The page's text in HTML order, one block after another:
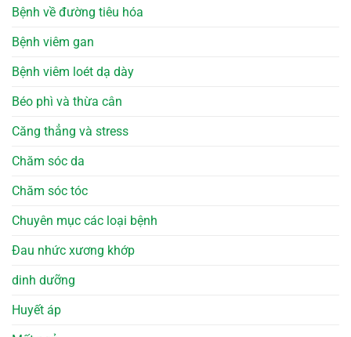
Bệnh về đường tiêu hóa
Bệnh viêm gan
Bệnh viêm loét dạ dày
Béo phì và thừa cân
Căng thẳng và stress
Chăm sóc da
Chăm sóc tóc
Chuyên mục các loại bệnh
Đau nhức xương khớp
dinh dưỡng
Huyết áp